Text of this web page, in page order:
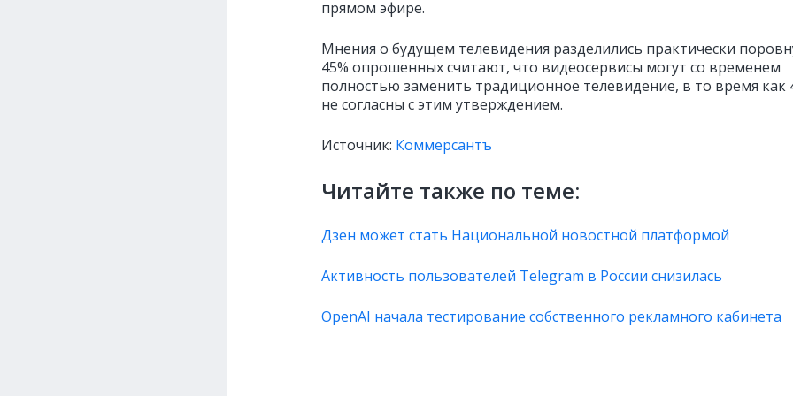
прямом эфире.
Мнения о будущем телевидения разделились практически
45% опрошенных считают, что видеосервисы могут со временем
полностью заменить традиционное телевидение, в то время как
не согласны с этим утверждением.
Источник: Коммерсантъ
Читайте также по теме:
Дзен может стать Национальной новостной платформой
Активность пользователей Telegram в России снизилась
OpenAI начала тестирование собственного рекламного кабинета